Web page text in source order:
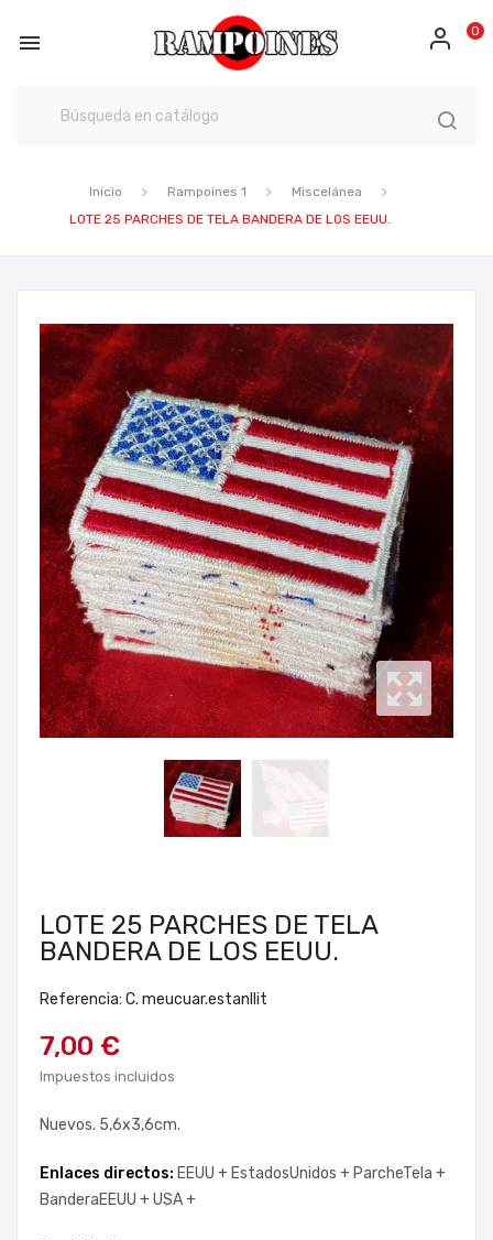
 0
Inicio Rampoines 1
Miscelánea
LOTE 25 PARCHES DE TELA BANDERA DE LOS EEUU.
LOTE 25 PARCHES DE TELA
BANDERA DE LOS EEUU.
Referencia: C. meucuar.estanllit
7,00 €
Impuestos incluidos
Nuevos. 5,6x3,6cm.
Enlaces directos: EEUU + EstadosUnidos + ParcheTela +
BanderaEEUU +USA +